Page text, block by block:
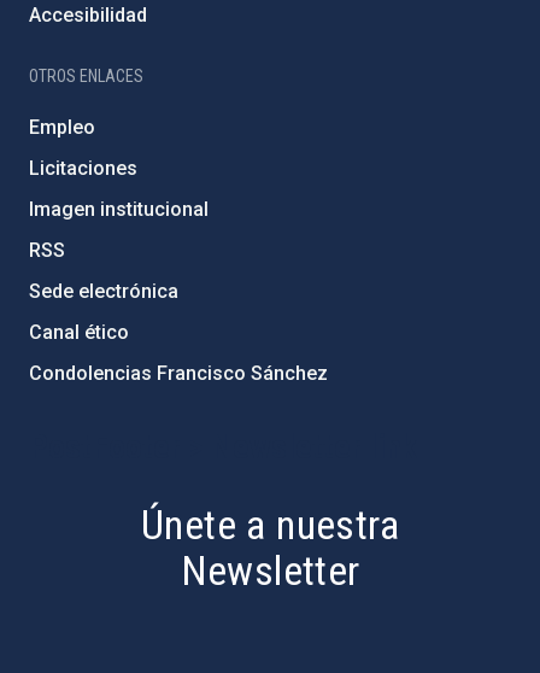
Accesibilidad
OTROS ENLACES
Empleo
Licitaciones
Imagen institucional
RSS
Sede electrónica
Canal ético
Condolencias Francisco Sánchez
Únete a nuestra
Newsletter